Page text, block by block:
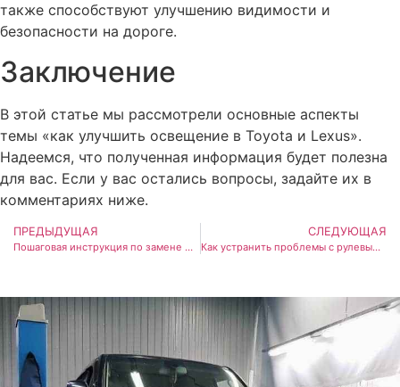
также способствуют улучшению видимости и
безопасности на дороге.
Заключение
В этой статье мы рассмотрели основные аспекты
темы «как улучшить освещение в Toyota и Lexus».
Надеемся, что полученная информация будет полезна
для вас. Если у вас остались вопросы, задайте их в
комментариях ниже.
ПРЕДЫДУЩАЯ
Пошаговая инструкция по замене фар на Toyota и Lexus в 2026 году
СЛЕДУЮЩАЯ
Как устранить проблемы с рулевым управлением Toyota и Lexus в 2026 году